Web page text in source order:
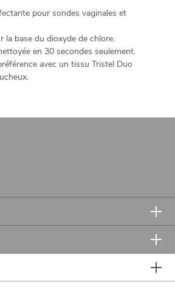
pour sondes vaginales et
la base du dioxyde de chlore.
en 30 secondes seulement.
avec un tissu Tristel Duo